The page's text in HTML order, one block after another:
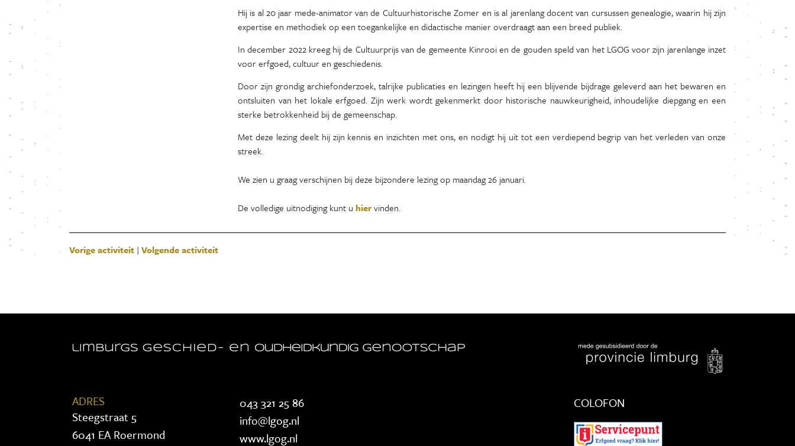
Hij is al 20 jaar mede-animator van de Cultuurhistorische Zomer en is al jarenlang docent van cursussen genealogie, waarin hij zijn
expertise en methodiek op een toegankelijke en didactische manier overdraagt aan een breed publiek.
In december 2022 kreeg hij de Cultuurprijs van de gemeente Kinrooi en de gouden speld van het LGOG voor zijn jarenlange inzet
voor erfgoed, cultuur en geschiedenis.
Door zijn grondig archiefonderzoek, talrijke publicaties en lezingen heeft hij een blijvende bijdrage geleverd aan het bewaren en
ontsluiten van het lokale erfgoed. Zijn werk wordt gekenmerkt door historische nauwkeurigheid, inhoudelijke diepgang en een
sterke betrokkenheid bij de gemeenschap.
Met deze lezing deelt hij zijn kennis en inzichten met ons, en nodigt hij uit tot een verdiepend begrip van het verleden van onze
streek.
We zien u graag verschijnen bij deze bijzondere lezing op maandag 26 januari.
De volledige uitnodiging kunt u hiervinden.
Vorige activiteit | Volgende activiteit
ADRES
Steegstraat 5
6041 EA Roermond
043 321 25 86
info@lgog.nl
www.lgog.nl
COLOFON